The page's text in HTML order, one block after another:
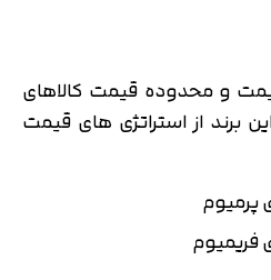
و محدوده قیمت کالاهای
برند از استراتژی های قیمت
پرمیوم
فریمیوم